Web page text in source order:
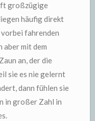
großzügige
häufig direkt
vorbei fahrenden
aber mit dem
an, der die
sie es nie gelernt
dann fühlen sie
in großer Zahl in